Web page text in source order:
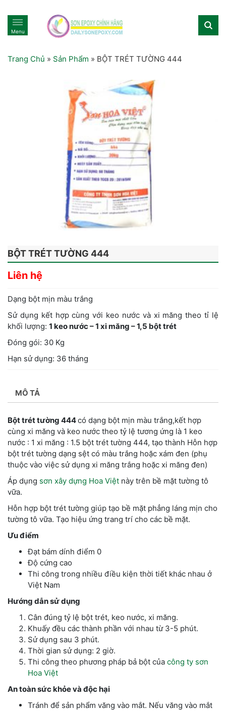
Menu
Trang Chủ » Sản Phẩm » BỘT TRÉT TƯỜNG 444
BỘT TRÉT TƯỜNG 444
Liên hệ
Dạng bột mịn màu trắng
Sử dụng kết hợp cùng với keo nước và xi măng theo tỉ lệ
khối lượng: 1 keo nước – 1 xi măng – 1,5 bột trét
Đóng gói: 30 Kg
Hạn sử dụng: 36 tháng
MÔ TẢ
Bột trét tường 444có dạng bột mịn màu trắng,kết hợp
cùng xi măng và keo nước theo tỷ lệ tương ứng là 1 keo
nước : 1 xi măng : 1.5 bột trét tường 444, tạo thành Hỗn hợp
bột trét tường dạng sệt có màu trắng hoặc xám đen (phụ
thuộc vào việc sử dụng xi măng trắng hoặc xi măng đen)
Áp dụng sơn xây dựng Hoa Việt này trên bề mặt tường tô
vữa.
Hỗn hợp bột trét tường giúp tạo bề mặt phẳng láng mịn cho
tường tô vữa. Tạo hiệu ứng trang trí cho các bề mặt.
Ưu điểm
Đạt bám dính điểm 0
Độ cứng cao
Thi công trong nhiều điều kiện thời tiết khác nhau ở
Việt Nam
Hướng dẫn sử dụng
Cân đúng tỷ lệ bột trét, keo nước, xi măng.
Khuấy đều các thành phần với nhau từ 3-5 phút.
Sử dụng sau 3 phút.
Thời gian sử dụng: 2 giờ.
Thi công theo phương pháp bả bột của công ty sơn
Hoa Việt
An toàn sức khỏe và độc hại
Tránh để sản phẩm văng vào mắt. Nếu văng vào mắt